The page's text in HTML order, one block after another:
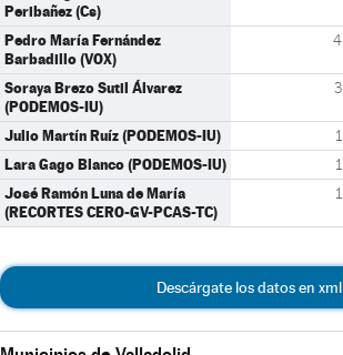
Peribañez (Cs)
Pedro María Fernández
Barbadillo (VOX)
4
Soraya Brezo Sutil Álvarez
(PODEMOS-IU)
3
Julio Martín Ruíz (PODEMOS-IU) 1
Lara Gago Blanco (PODEMOS-IU) 1
José Ramón Luna de María
(RECORTES CERO-GV-PCAS-TC)
1
Descárgate los datos en xml